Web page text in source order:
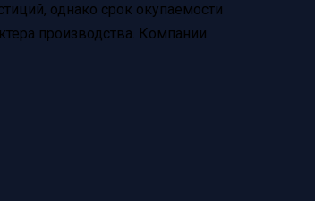
однако срок окупаемости
производства. Компании